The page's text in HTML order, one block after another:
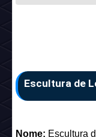
Escultura de
Nome: Escultura